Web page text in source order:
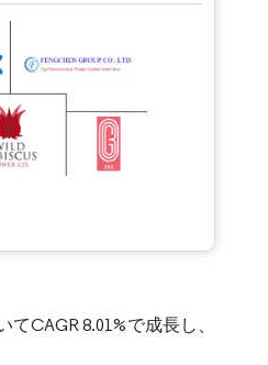
CAGR 8.01%で成長し、